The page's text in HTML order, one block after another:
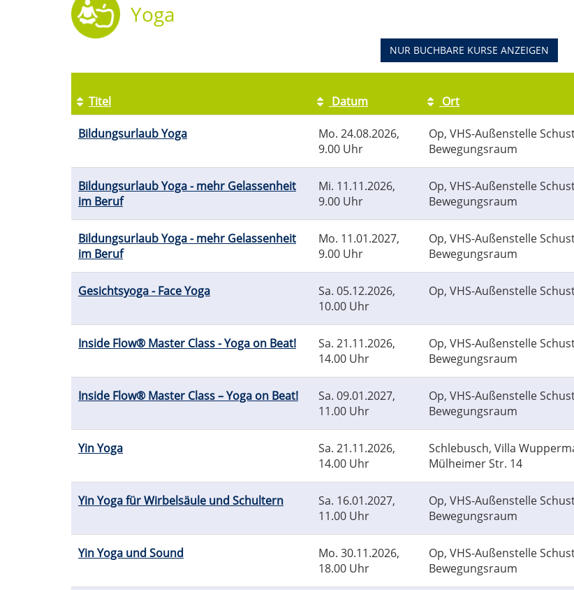
Yoga
NUR BUCHBARE KURSE ANZEIGEN
Tabellenüberschriften
sortiert
werden.
Titel Datum Ort
Bildungsurlaub Yoga
Mo. 24.08.2026,
9.00 Uhr
Op, VHS-Außenstelle
Bewegungsraum
Bildungsurlaub Yoga - mehr Gelassenheit
im Beruf
Mi. 11.11.2026,
9.00 Uhr
Op, VHS-Außenstelle
Bewegungsraum
Bildungsurlaub Yoga - mehr Gelassenheit
im Beruf
Mo. 11.01.2027,
9.00 Uhr
Op, VHS-Außenstelle
Bewegungsraum
Gesichtsyoga - Face Yoga Sa. 05.12.2026,
10.00 Uhr
Op, VHS-Außenstelle
Inside Flow® Master Class - Yoga on Beat! Sa. 21.11.2026,
14.00 Uhr
Op, VHS-Außenstelle
Bewegungsraum
Inside Flow® Master Class – Yoga on Beat! Sa. 09.01.2027,
11.00 Uhr
Op, VHS-Außenstelle
Bewegungsraum
Yin Yoga Sa. 21.11.2026,
14.00 Uhr
Schlebusch, Villa
Mülheimer Str. 14
Yin Yoga für Wirbelsäule und Schultern Sa. 16.01.2027,
11.00 Uhr
Op, VHS-Außenstelle
Bewegungsraum
Yin Yoga und Sound Mo. 30.11.2026,
18.00 Uhr
Op, VHS-Außenstelle
Bewegungsraum